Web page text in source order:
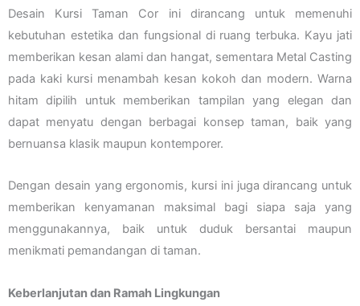
Desain Kursi Taman Cor ini dirancang untuk memenuhi
kebutuhan estetika dan fungsional di ruang terbuka. Kayu jati
memberikan kesan alami dan hangat, sementara Metal Casting
pada kaki kursi menambah kesan kokoh dan modern. Warna
hitam dipilih untuk memberikan tampilan yang elegan dan
dapat menyatu dengan berbagai konsep taman, baik yang
bernuansa klasik maupun kontemporer.
Dengan desain yang ergonomis, kursi ini juga dirancang untuk
memberikan kenyamanan maksimal bagi siapa saja yang
menggunakannya, baik untuk duduk bersantai maupun
menikmati pemandangan di taman.
Keberlanjutan dan Ramah Lingkungan